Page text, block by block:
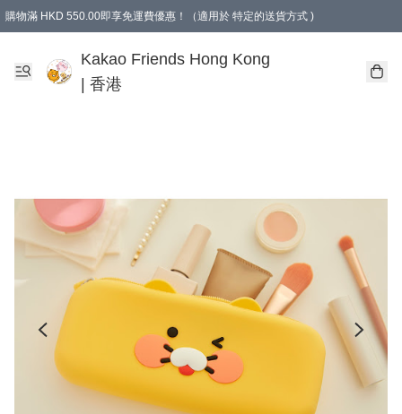
購物滿 HKD 550.00即享免運費優惠！（適用於 特定的送貨方式 )
Kakao Friends Hong Kong
| 香港